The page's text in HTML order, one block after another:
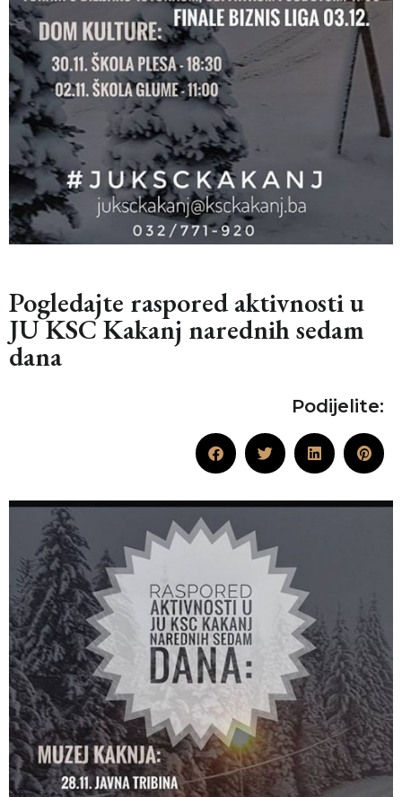
Pogledajte raspored aktivnosti u
JU KSC Kakanj narednih sedam
dana
Podijelite: